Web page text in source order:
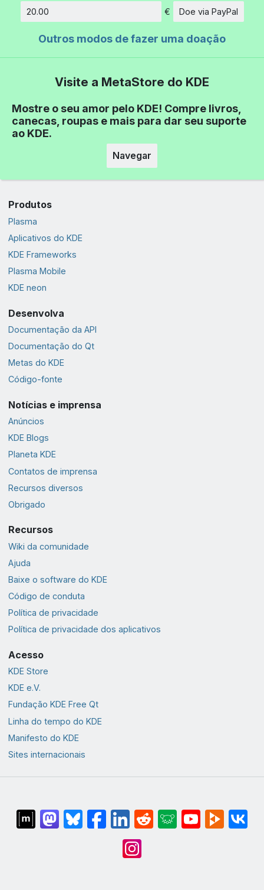
Quantidade
€ Doe via PayPal
Outros modos de fazer uma doação
Visite a MetaStore do KDE
Mostre o seu amor pelo KDE! Compre livros,
canecas, roupas e mais para dar seu suporte
ao KDE.
Navegar
Produtos
Plasma
Aplicativos do KDE
KDE Frameworks
Plasma Mobile
KDE neon
Desenvolva
Documentação da API
Documentação do Qt
Metas do KDE
Código-fonte
Notícias e imprensa
Anúncios
KDE Blogs
Planeta KDE
Contatos de imprensa
Recursos diversos
Obrigado
Recursos
Wiki da comunidade
Ajuda
Baixe o software do KDE
Código de conduta
Política de privacidade
Política de privacidade dos aplicativos
Acesso
KDE Store
KDE e.V.
Fundação KDE Free Qt
Linha do tempo do KDE
Manifesto do KDE
Sites internacionais